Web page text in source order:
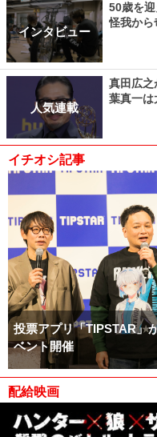
インタビュー
50歳を
怪我から
人気連載
真田広之
葉真一
イチオシ記事
投票アプリ「TIPSTAR」
ベント開催
配給映画